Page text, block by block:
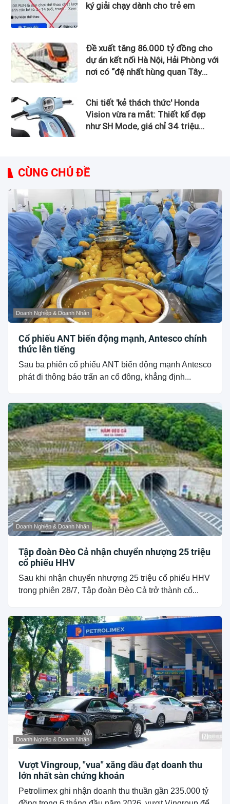
ký giải chạy dành cho trẻ em
Đề xuất tăng 86.000 tỷ đồng cho
dự án kết nối Hà Nội, Hải Phòng với
nơi có “đệ nhất hùng quan Tây
Chi tiết 'kẻ thách thức' Honda
Vision vừa ra mắt: Thiết kế đẹp
như SH Mode, giá chỉ 34 triệu
CÙNG CHỦ ĐỀ
Doanh Nghiệp & Doanh Nhân
Cổ phiếu ANT biến động mạnh, Antesco chính
thức lên tiếng
Sau ba phiên cổ phiếu ANT biến động mạnh Antesco
phát đi thông báo trấn an cổ đông, khẳng định...
Doanh Nghiệp & Doanh Nhân
Tập đoàn Đèo Cả nhận chuyển nhượng 25 triệu
cổ phiếu HHV
Sau khi nhận chuyển nhượng 25 triệu cổ phiếu HHV
trong phiên 28/7, Tập đoàn Đèo Cả trở thành cổ...
Doanh Nghiệp & Doanh Nhân
Vượt Vingroup, "vua" xăng dầu đạt doanh thu
lớn nhất sàn chứng khoán
Petrolimex ghi nhận doanh thu thuần gần 235.000 tỷ